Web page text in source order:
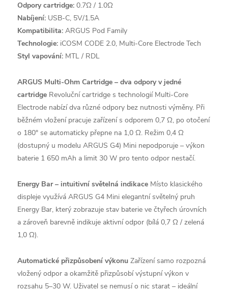
Odpory cartridge: 0.7Ω / 1.0Ω
Nabíjení: USB-C, 5V/1.5A
Kompatibilita: ARGUS Pod Family
Technologie: iCOSM CODE 2.0, Multi-Core Electrode Tech
Styl vapování: MTL / RDL
ARGUS Multi-Ohm Cartridge – dva odpory v jedné
cartridge Revoluční cartridge s technologií Multi-Core
Electrode nabízí dva různé odpory bez nutnosti výměny. Při
běžném vložení pracuje zařízení s odporem 0,7 Ω, po otočení
o 180° se automaticky přepne na 1,0 Ω. Režim 0,4 Ω
(dostupný u modelu ARGUS G4) Mini nepodporuje – výkon
baterie 1 650 mAh a limit 30 W pro tento odpor nestačí.
Energy Bar – intuitivní světelná indikace Místo klasického
displeje využívá ARGUS G4 Mini elegantní světelný pruh
Energy Bar, který zobrazuje stav baterie ve čtyřech úrovních
a zároveň barevně indikuje aktivní odpor (bílá 0,7 Ω / zelená
1,0 Ω).
Automatické přizpůsobení výkonu Zařízení samo rozpozná
vložený odpor a okamžitě přizpůsobí výstupní výkon v
rozsahu 5–30 W. Uživatel se nemusí o nic starat – ideální